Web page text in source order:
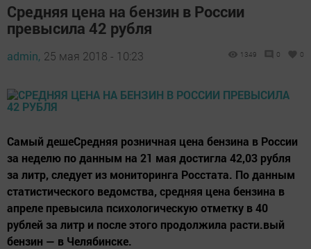
Средняя цена на бензин в России
превысила 42 рубля
admin, 25 мая 2018 - 10:23 1349 0 0
Самый дешеСредняя розничная цена бензина в России
за неделю по данным на 21 мая достигла 42,03 рубля
за литр, следует из мониторинга Росстата. По данным
статистического ведомства, средняя цена бензина в
апреле превысила психологическую отметку в 40
рублей за литр и после этого продолжила расти.вый
бензин — в Челябинске.